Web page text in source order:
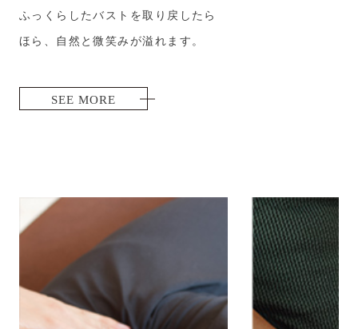
ふっくらしたバストを取り戻したら
ほら、自然と微笑みが溢れます。
SEE MORE